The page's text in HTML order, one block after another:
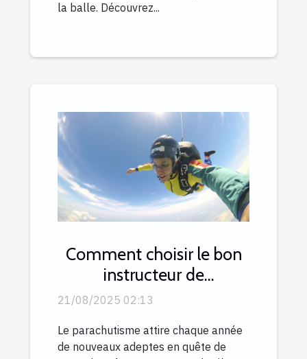
la balle. Découvrez...
Comment choisir le bon
instructeur de
parachutisme ?
21/08/2025 02:13
Le parachutisme attire chaque année
de nouveaux adeptes en quête de